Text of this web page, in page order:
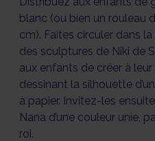
blanc (ou bien un rouleau
cm). Faites circuler dans
des sculptures de Niki de
aux enfants de créer à leur
dessinant la silhouette
à papier. Invitez-les
Nana d’une couleur unie,
roi.